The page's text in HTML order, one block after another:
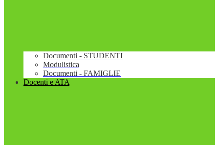
Documenti - STUDENTI
Modulistica
Documenti - FAMIGLIE
Docenti e ATA